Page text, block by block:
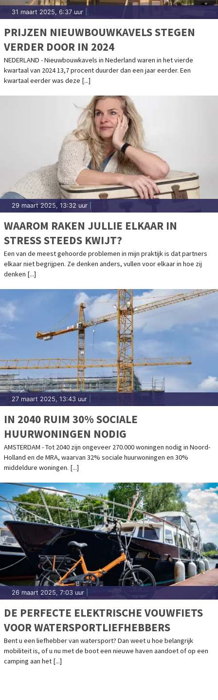
31 maart 2025, 6:37 uur
PRIJZEN NIEUWBOUWKAVELS STEGEN
VERDER DOOR IN 2024
NEDERLAND - Nieuwbouwkavels in Nederland waren in het vierde
kwartaal van 2024 13,7 procent duurder dan een jaar eerder. Een
kwartaal eerder was deze [...]
29 maart 2025, 13:32 uur
WAAROM RAKEN JULLIE ELKAAR IN
STRESS STEEDS KWIJT?
Een van de meest gehoorde problemen in mijn praktijk is dat partners
elkaar niet begrijpen. Ze denken anders, vullen voor elkaar in hoe zij
denken [...]
27 maart 2025, 13:43 uur
IN 2040 RUIM 30% SOCIALE
HUURWONINGEN NODIG
AMSTERDAM - Tot 2040 zijn ongeveer 270.000 woningen nodig in Noord-
Holland en de MRA, waarvan 32% sociale huurwoningen en 30%
middeldure woningen. [...]
26 maart 2025, 7:03 uur
DE PERFECTE ELEKTRISCHE VOUWFIETS
VOOR WATERSPORTLIEFHEBBERS
Bent u een liefhebber van watersport? Dan weet u hoe belangrijk
mobiliteit is, of u nu met de boot een nieuwe haven aandoet of op een
camping aan het [...]